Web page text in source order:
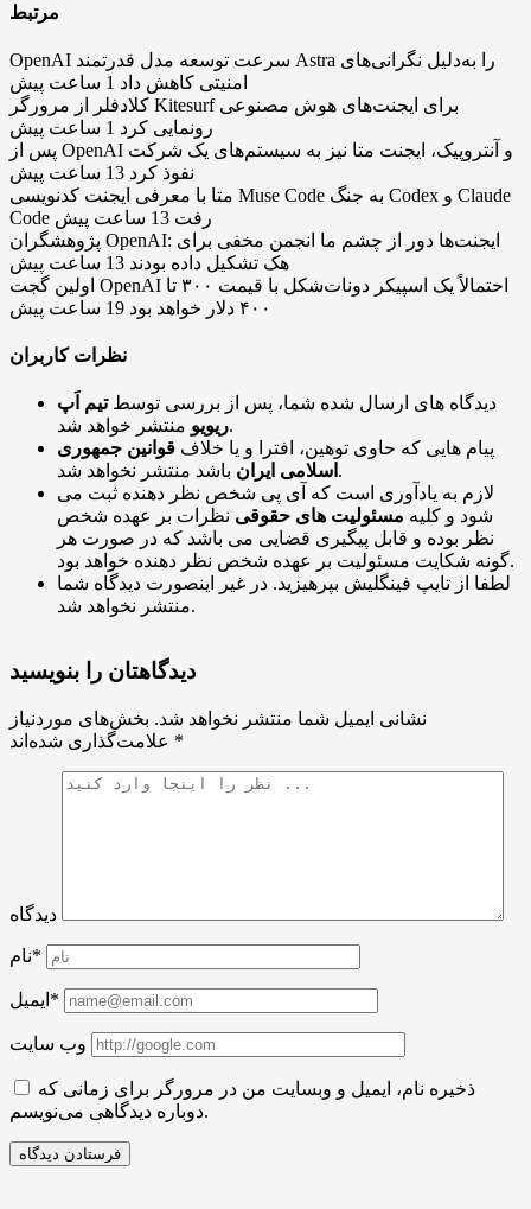
مرتبط
OpenAI سرعت توسعه مدل قدرتمند Astra را به‌دلیل نگرانی‌های
امنیتی کاهش داد 1 ساعت پیش
کلادفلر از مرورگر Kitesurf برای ایجنت‌های هوش مصنوعی
رونمایی کرد 1 ساعت پیش
پس از OpenAI و آنتروپیک، ایجنت متا نیز به سیستم‌های یک شرکت
نفوذ کرد 13 ساعت پیش
متا با معرفی ایجنت کدنویسی Muse Code به جنگ Codex و Claude
Code رفت 13 ساعت پیش
پژوهشگران OpenAI: ایجنت‌ها دور از چشم ما انجمن مخفی برای
هک تشکیل داده بودند 13 ساعت پیش
اولین گجت OpenAI احتمالاً یک اسپیکر دونات‌شکل با قیمت ۳۰۰ تا
۴۰۰ دلار خواهد بود
19 ساعت پیش
نظرات کاربران
دیدگاه های ارسال شده شما، پس از بررسی توسطتیم اَپ
ریویومنتشر خواهد شد.
پیام هایی که حاوی توهین، افترا و یا خلاف قوانین جمهوری
اسلامی ایران باشد منتشر نخواهد شد.
لازم به یادآوری است که آی پی شخص نظر دهنده ثبت می
شود و کلیه مسئولیت های حقوقی نظرات بر عهده شخص
نظر بوده و قابل پیگیری قضایی می باشد که در صورت هر
گونه شکایت مسئولیت بر عهده شخص نظر دهنده خواهد بود.
لطفا از تایپ فینگلیش بپرهیزید. در غیر اینصورت دیدگاه شما
منتشر نخواهد شد.
دیدگاهتان را بنویسید
نشانی ایمیل شما منتشر نخواهد شد. بخش‌های موردنیاز
*
دیدگاه
نام*
ایمیل*
وب سایت
ذخیره نام، ایمیل و وبسایت من در مرورگر برای زمانی که
دوباره دیدگاهی می‌نویسم.